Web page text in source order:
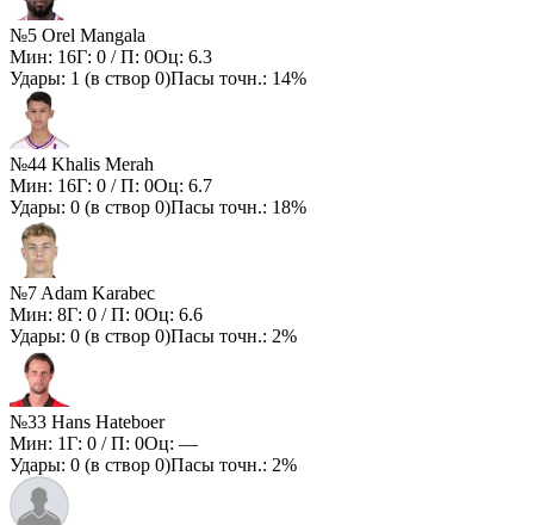
№5 Orel Mangala
Мин: 16Г: 0 / П: 0Оц: 6.3
Удары: 1 (в створ 0)Пасы точн.: 14%
№44 Khalis Merah
Мин: 16Г: 0 / П: 0Оц: 6.7
Удары: 0 (в створ 0)Пасы точн.: 18%
№7 Adam Karabec
Мин: 8Г: 0 / П: 0Оц: 6.6
Удары: 0 (в створ 0)Пасы точн.: 2%
№33 Hans Hateboer
Мин: 1Г: 0 / П: 0Оц: —
Удары: 0 (в створ 0)Пасы точн.: 2%